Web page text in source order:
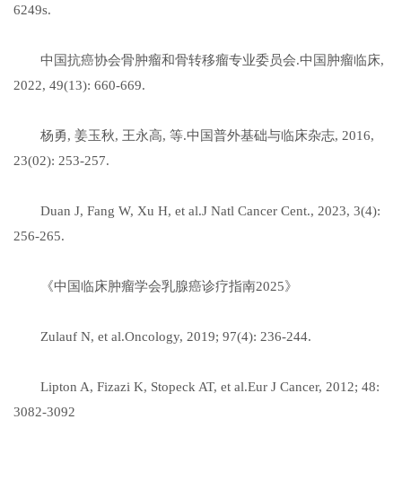
6249s.
中国抗癌协会骨肿瘤和骨转移瘤专业委员会.中国肿瘤临床,
2022, 49(13): 660-669.
杨勇, 姜玉秋, 王永高, 等.中国普外基础与临床杂志, 2016,
23(02): 253-257.
Duan J, Fang W, Xu H, et al.J Natl Cancer Cent., 2023, 3(4):
256-265.
《中国临床肿瘤学会乳腺癌诊疗指南2025》
Zulauf N, et al.Oncology, 2019; 97(4): 236-244.
Lipton A, Fizazi K, Stopeck AT, et al.Eur J Cancer, 2012; 48:
3082-3092